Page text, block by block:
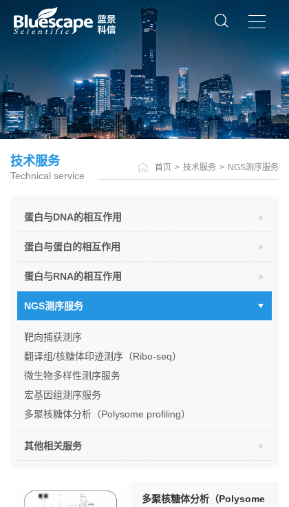
技术服务
Technical service
首页 > 技术服务 > NGS测序服务
蛋白与DNA的相互作用
蛋白与蛋白的相互作用
蛋白与RNA的相互作用
NGS测序服务
靶向捕获测序
翻译组/核糖体印迹测序（Ribo-seq）
微生物多样性测序服务
宏基因组测序服务
多聚核糖体分析（Polysome profiling）
其他相关服务
多聚核糖体分析（Polysome